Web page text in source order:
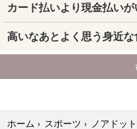
ホーム › スポーツ › ノアドッ